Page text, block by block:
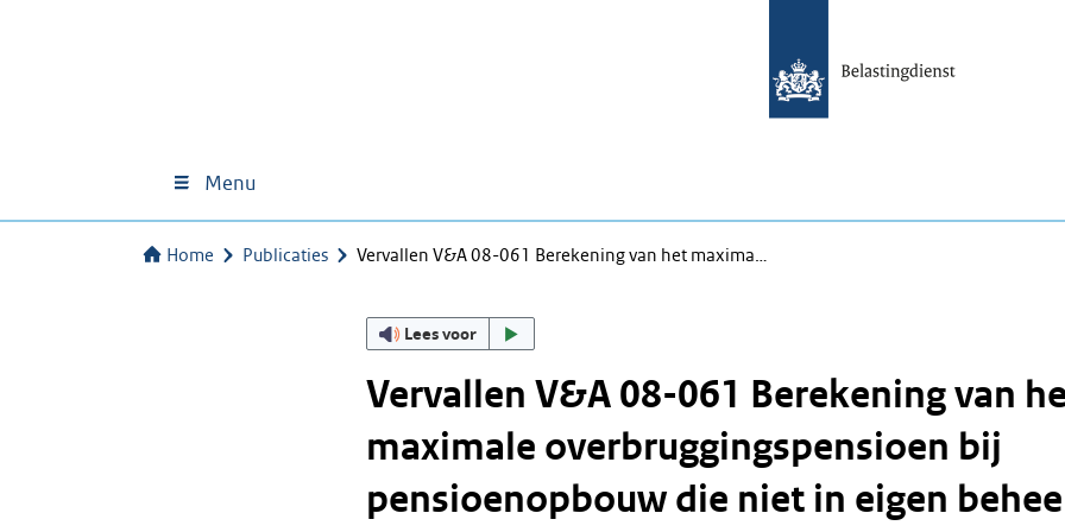
Menu
Home Publicaties Vervallen V&A 08-061 Berekening van het maxima…
Lees voor
Vervallen V&A 08-061 Berekening van
maximale overbruggingspensioen bij
pensioenopbouw die niet in eigen